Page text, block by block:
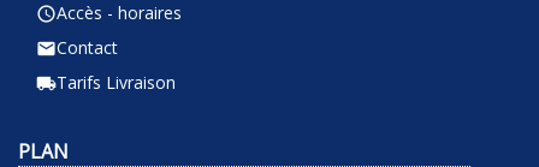
query_builderAccès - horaires
emailContact
local_shippingTarifs Livraison
PLAN